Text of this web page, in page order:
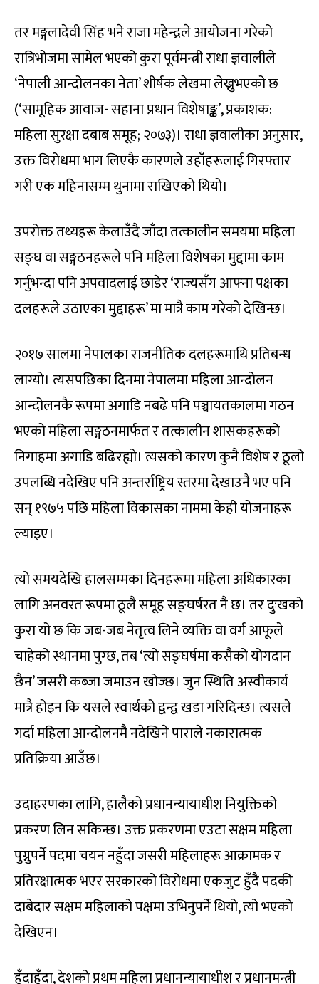
तर मङ्गलादेवी सिंह भने राजा महेन्द्रले आयोजना गरेको
रात्रिभोजमा सामेल भएको कुरा पूर्वमन्त्री राधा ज्ञवालीले
‘नेपाली आन्दोलनका नेता’ शीर्षक लेखमा लेख्नुभएको छ
(‘सामूहिक आवाज- सहाना प्रधान विशेषाङ्क’, प्रकाशक:
महिला सुरक्षा दबाब समूह; २०७३)। राधा ज्ञवालीका अनुसार,
उक्त विरोधमा भाग लिएकै कारणले उहाँहरूलाई गिरफ्तार
गरी एक महिनासम्म थुनामा राखिएको थियो।
उपरोक्त तथ्यहरू केलाउँदै जाँदा तत्कालीन समयमा महिला
सङ्घ वा सङ्गठनहरूले पनि महिला विशेषका मुद्दामा काम
गर्नुभन्दा पनि अपवादलाई छाडेर ‘राज्यसँग आफ्ना पक्षका
दलहरूले उठाएका मुद्दाहरू’ मा मात्रै काम गरेको देखिन्छ।
२०१७ सालमा नेपालका राजनीतिक दलहरूमाथि प्रतिबन्ध
लाग्यो। त्यसपछिका दिनमा नेपालमा महिला आन्दोलन
आन्दोलनकै रूपमा अगाडि नबढे पनि पञ्चायतकालमा गठन
भएको महिला सङ्गठनमार्फत र तत्कालीन शासकहरूको
निगाहमा अगाडि बढिरह्यो। त्यसको कारण कुनै विशेष र ठूलो
उपलब्धि नदेखिए पनि अन्तर्राष्ट्रिय स्तरमा देखाउनै भए पनि
सन् १९७५ पछि महिला विकासका नाममा केही योजनाहरू
ल्याइए।
त्यो समयदेखि हालसम्मका दिनहरूमा महिला अधिकारका
लागि अनवरत रूपमा ठूलै समूह सङ्घर्षरत नै छ। तर दुःखको
कुरा यो छ कि जब-जब नेतृत्व लिने व्यक्ति वा वर्ग आफूले
चाहेको स्थानमा पुग्छ, तब ‘त्यो सङ्घर्षमा कसैको योगदान
छैन’ जसरी कब्जा जमाउन खोज्छ। जुन स्थिति अस्वीकार्य
मात्रै होइन कि यसले स्वार्थको द्वन्द्व खडा गरिदिन्छ। त्यसले
गर्दा महिला आन्दोलनमै नदेखिने पाराले नकारात्मक
प्रतिक्रिया आउँछ।
उदाहरणका लागि, हालैको प्रधानन्यायाधीश नियुक्तिको
प्रकरण लिन सकिन्छ। उक्त प्रकरणमा एउटा सक्षम महिला
पुग्नुपर्ने पदमा चयन नहुँदा जसरी महिलाहरू आक्रामक र
प्रतिरक्षात्मक भएर सरकारको विरोधमा एकजुट हुँदै पदकी
दाबेदार सक्षम महिलाको पक्षमा उभिनुपर्ने थियो, त्यो भएको
देखिएन।
हुँदाहुँदा, देशको प्रथम महिला प्रधानन्यायाधीश र प्रधानमन्त्री